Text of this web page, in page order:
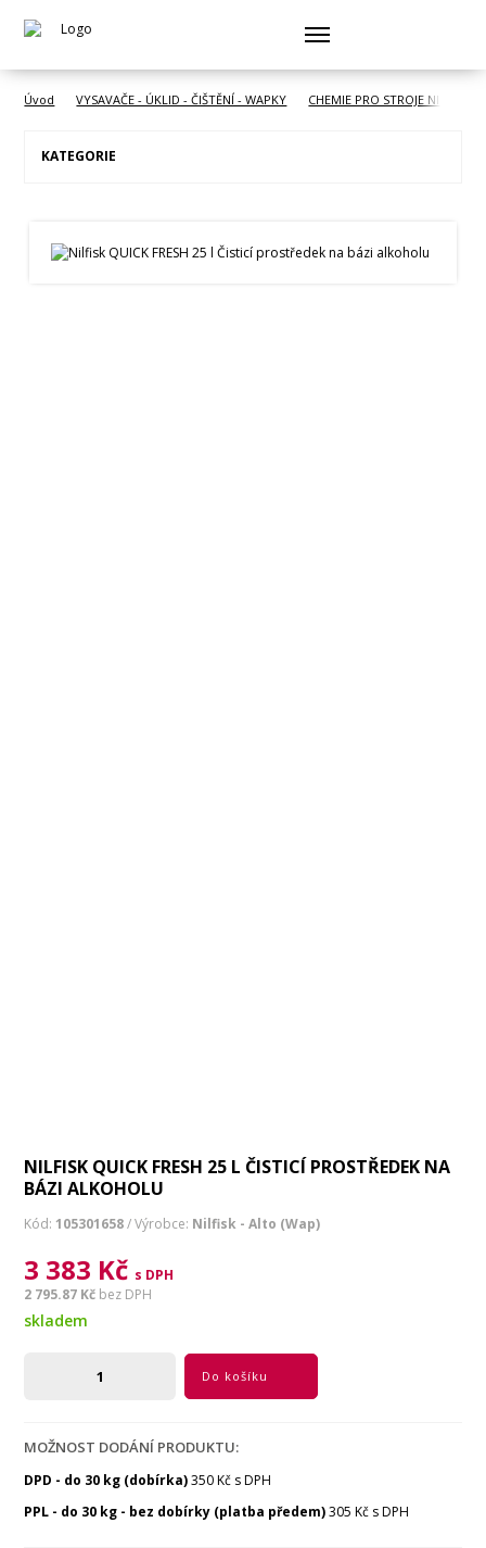
Úvod VYSAVAČE - ÚKLID - ČIŠTĚNÍ - WAPKY CHEMIE PRO STROJE NILFISK
KATEGORIE
NILFISK QUICK FRESH 25 L ČISTICÍ PROSTŘEDEK NA
BÁZI ALKOHOLU
Kód: 105301658/ Výrobce: Nilfisk - Alto (Wap)
3 383 Kč s DPH
2 795.87 Kč bez DPH
skladem
Do košíku
MOŽNOST DODÁNÍ PRODUKTU:
DPD - do 30 kg (dobírka) 350 Kč s DPH
PPL - do 30 kg - bez dobírky (platba předem) 305 Kč s DPH